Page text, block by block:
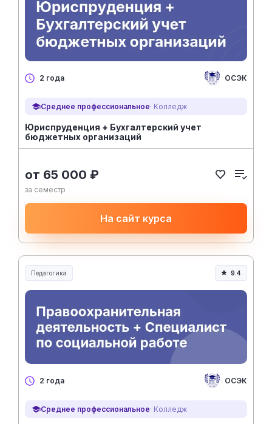
2 года ОСЭК
Среднее профессиональное· Колледж
Юриспруденция + Бухгалтерский учет
бюджетных организаций
от 65 000 ₽
за семестр
На сайт курса
Педагогика
Образование и педагогика
9.4
2 года ОСЭК
Среднее профессиональное· Колледж